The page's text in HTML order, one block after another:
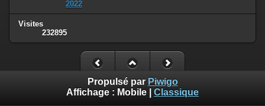
2022
Visites
232895
Propulsé par Piwigo
Affichage : Mobile Classique